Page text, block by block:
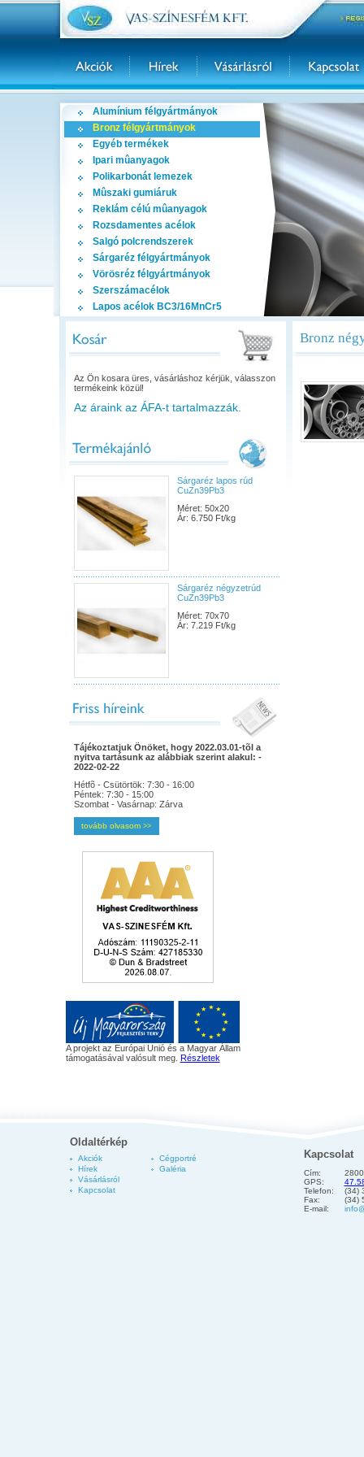
Alumínium félgyártmányok
Bronz félgyártmányok
Egyéb termékek
Ipari mûanyagok
Polikarbonát lemezek
Mûszaki gumiáruk
Reklám célú mûanyagok
Rozsdamentes acélok
Salgó polcrendszerek
Sárgaréz félgyártmányok
Vörösréz félgyártmányok
Szerszámacélok
Lapos acélok BC3/16MnCr5
Az Ön kosara üres, vásárláshoz kérjük, válasszon
termékeink közül!
Az áraink az ÁFA-t tartalmazzák.
Sárgaréz lapos rúd
CuZn39Pb3
Méret: 50x20
Ár: 6.750 Ft/kg
Sárgaréz négyzetrúd
CuZn39Pb3
Méret: 70x70
Ár: 7.219 Ft/kg
Tájékoztatjuk Önöket, hogy 2022.03.01-tõl a
nyitva tartásunk az alábbiak szerint alakul: -
2022-02-22
Hétfõ - Csütörtök: 7:30 - 16:00
Péntek: 7:30 - 15:00
Szombat - Vasárnap: Zárva
tovább olvasom >>
A projekt az Európai Unió és a Magyar Állam
támogatásával valósult meg. Részletek
Bronz
Oldaltérkép
Akciók
Hírek
Vásárlásról
Kapcsolat
Cégportré
Galéria
Kapcsolat
Cím:
GPS:
Telefon:
(34)
Fax:
(34)
E-mail: